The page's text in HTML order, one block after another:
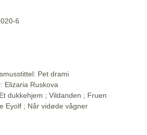
6
Pet drami
Elizaria Ruskova
dukkehjem ; Vildanden ; Fruen
Eyolf ; Når vidøde vågner